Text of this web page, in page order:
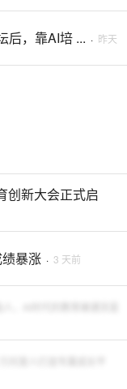
后，靠AI培 ... · 昨天
创新大会正式启
暴涨 · 3 天前